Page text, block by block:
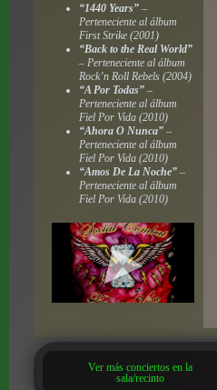
“1440 Years”–
Perteneciente al álbum
First Strike(2001)
“Back to the Real World”
– Perteneciente al álbum
Rock’n Roll Rebels(2004)
“A Por Todas”–
Perteneciente al álbum
Fiel Por Vida(2010)
“Ahora O Nunca”–
Perteneciente al álbum
Fiel Por Vida(2010)
“Amos De La Noche”–
Perteneciente al álbum
Fiel Por Vida(2010)
Ver más conciertos en la
sala/recinto